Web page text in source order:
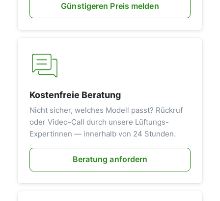
Günstigeren Preis melden
Kostenfreie Beratung
Nicht sicher, welches Modell passt? Rückruf
oder Video-Call durch unsere Lüftungs-
Expertinnen — innerhalb von 24 Stunden.
Beratung anfordern